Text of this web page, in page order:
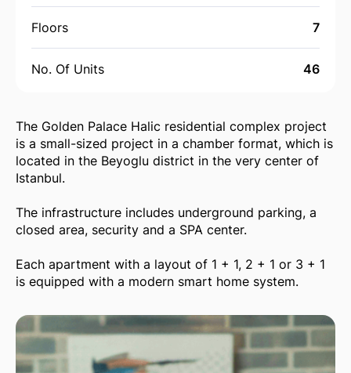
Floors 7
No. Of Units 46
The Golden Palace Halic residential complex project
is a small-sized project in a chamber format, which is
located in the Beyoglu district in the very center of
Istanbul.
The infrastructure includes underground parking, a
closed area, security and a SPA center.
Each apartment with a layout of 1 + 1, 2 + 1 or 3 + 1
is equipped with a modern smart home system.